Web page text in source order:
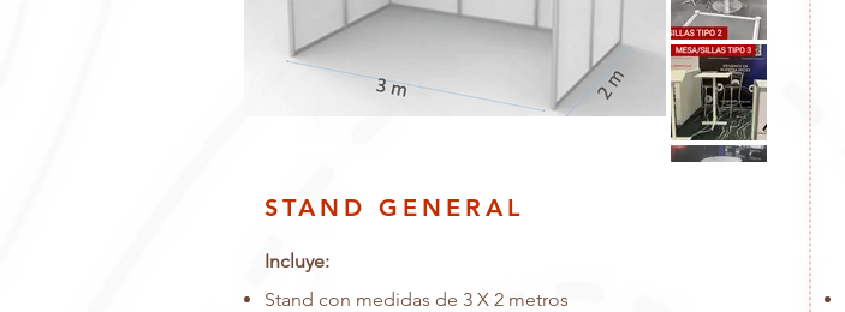
STAND GENERAL
Incluye:
Stand con medidas de 3 X 2 metros